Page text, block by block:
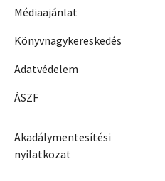
Médiaajánlat
Könyvnagykereskedés
Adatvédelem
ÁSZF
Akadálymentesítési
nyilatkozat